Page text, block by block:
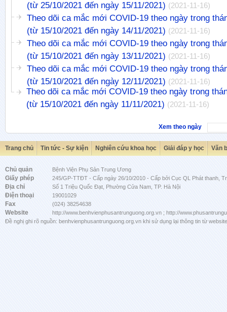
(từ 25/10/2021 đến ngày 15/11/2021) (2021-11-16)
Theo dõi ca mắc mới COVID-19 theo ngày trong
(từ 15/10/2021 đến ngày 14/11/2021) (2021-11-16)
Theo dõi ca mắc mới COVID-19 theo ngày trong
(từ 15/10/2021 đến ngày 13/11/2021) (2021-11-16)
Theo dõi ca mắc mới COVID-19 theo ngày trong
(từ 15/10/2021 đến ngày 12/11/2021) (2021-11-16)
Theo dõi ca mắc mới COVID-19 theo ngày trong
(từ 15/10/2021 đến ngày 11/11/2021) (2021-11-16)
Xem theo ngày
Trang chủ Tin tức - Sự kiện Nghiên cứu khoa học Giải đáp y học Văn
Chủ quản Bệnh Viện Phụ Sản Trung Ương
Giấy phép 245/GP-TTĐT - Cấp ngày 26/10/2010 - Cấp bởi Cục QL Phát thanh,
Địa chỉ Số 1 Triệu Quốc Đạt, Phường Cửa Nam, TP. Hà Nội
Điện thoại 19001029
Fax (024) 38254638
Website
http://www.benhvienphusantrunguong.org.vn ; http://
Đề nghị ghi rõ nguồn: benhvienphusantrunguong.org.vn khi sử dụng lại thông tin từ